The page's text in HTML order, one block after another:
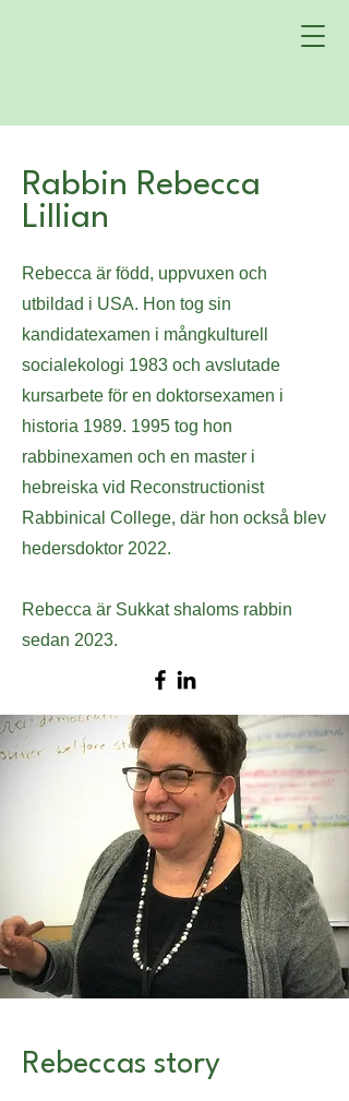
Rabbin Rebecca
Lillian
Rebecca är född, uppvuxen och
utbildad i USA. Hon tog sin
kandidatexamen i mångkulturell
socialekologi 1983 och avslutade
kursarbete för en doktorsexamen i
historia 1989. 1995 tog hon
rabbinexamen och en master i
hebreiska vid Reconstructionist
Rabbinical College, där hon också blev
hedersdoktor 2022.
Rebecca är Sukkat shaloms rabbin
sedan 2023.
Rebeccas story